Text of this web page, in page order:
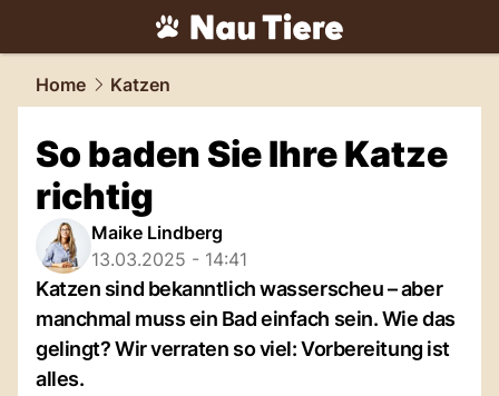
tiere.NAU.ch
Home Katzen
So baden Sie Ihre Katze
richtig
Maike Lindberg
13.03.2025 - 14:41
Katzen sind bekanntlich wasserscheu – aber
manchmal muss ein Bad einfach sein. Wie das
gelingt? Wir verraten so viel: Vorbereitung ist
alles.